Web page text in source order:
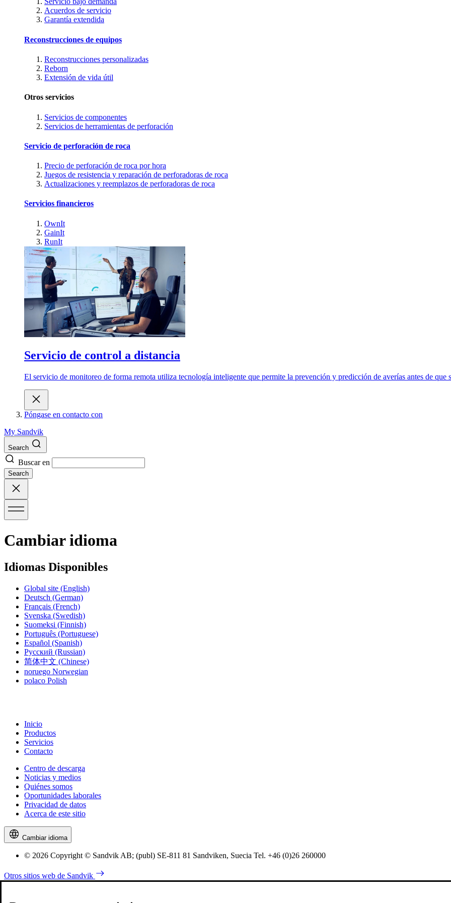
Acuerdos de servicio
Garantía extendida
Reconstrucciones de equipos
Reconstrucciones personalizadas
Reborn
Extensión de vida útil
Otros servicios
Servicios de componentes
Servicios de herramientas de perforación
Servicio de perforación de roca
Precio de perforación de roca por hora
Juegos de resistencia y reparación de perforadoras de roca
Actualizaciones y reemplazos de perforadoras de roca
Servicios financieros
OwnIt
GainIt
RunIt
Servicio de control a distancia
El servicio de monitoreo de forma remota utiliza tecnología inteligente que permite la prevención y predicción de averías antes de que
Póngase en contacto con
My Sandvik
Search
Buscar en
Search
Cambiar idioma
Idiomas Disponibles
Global site (English)
Deutsch (German)
Français (French)
Svenska (Swedish)
Suomeksi (Finnish)
Português (Portuguese)
Español (Spanish)
Русский (Russian)
简体中文 (Chinese)
noruego Norwegian
polaco Polish
Inicio
Productos
Servicios
Contacto
Centro de descarga
Noticias y medios
Quiénes somos
Oportunidades laborales
Privacidad de datos
Acerca de este sitio
Cambiar idioma
© 2026 Copyright © Sandvik AB; (publ) SE-811 81 Sandviken, Suecia Tel. +46 (0)26 260000
Otros sitios web de Sandvik